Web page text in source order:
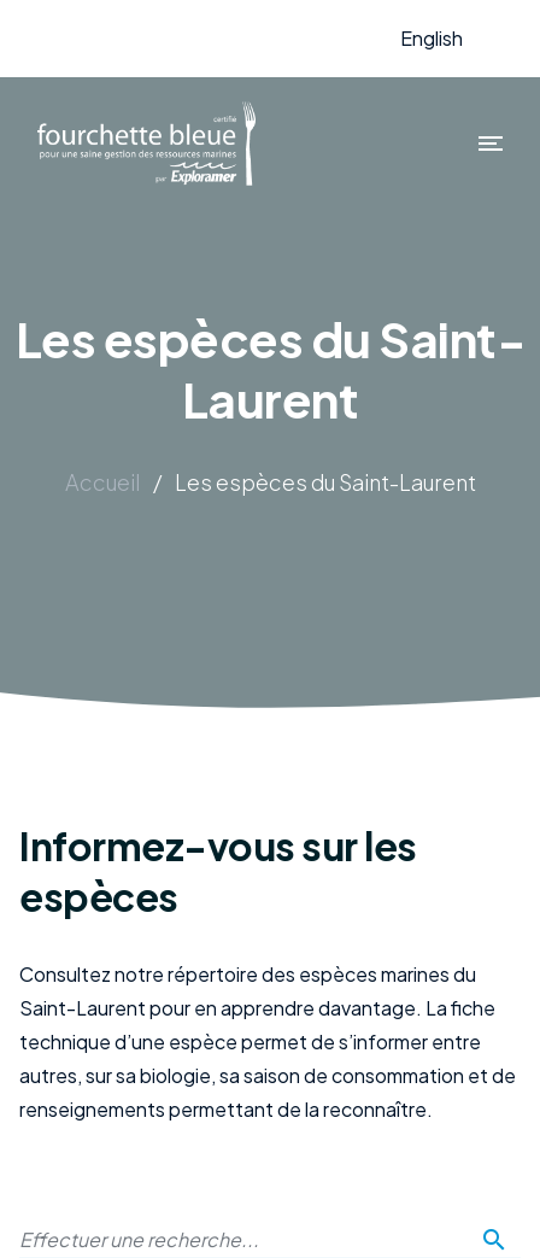
English
Les espèces du Saint-
Laurent
Accueil / Les espèces du Saint-Laurent
Informez-vous sur les
espèces
Consultez notre répertoire des espèces marines du
Saint-Laurent pour en apprendre davantage. La fiche
technique d’une espèce permet de s’informer entre
autres, sur sa biologie, sa saison de consommation et de
renseignements permettant de la reconnaître.
search